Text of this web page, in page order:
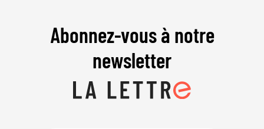
Abonnez-vous à notre
newsletter